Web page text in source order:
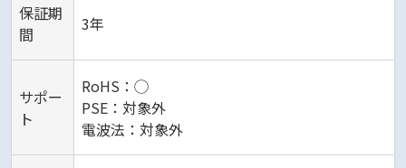
保証期
間
3年
サポー
ト
RoHS：◯
PSE：対象外
電波法：対象外